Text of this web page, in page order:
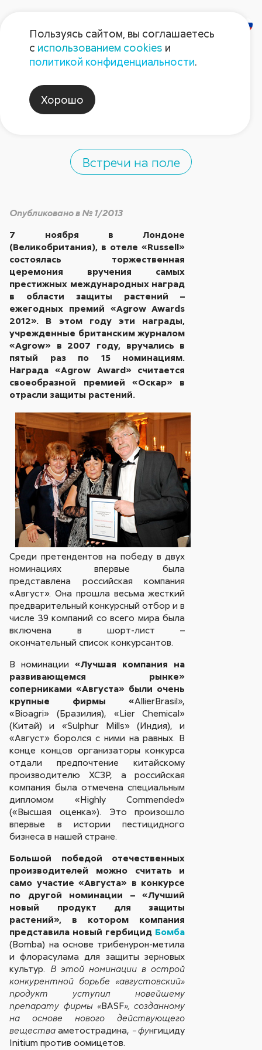
Конкурс «Agrow
Awards»: «Август»
среди лауреатов
Встречи на поле
Опубликовано в № 1/2013
7 ноября в Лондоне
(Великобритания), в отеле «Russell»
состоялась торжественная
церемония вручения самых
престижных международных наград
в области защиты растений –
ежегодных премий «Agrow Awards
2012». В этом году эти награды,
учрежденные британским журналом
«Agrow» в 2007 году, вручались в
пятый раз по 15 номинациям.
Награда «Agrow Award» считается
своеобразной премией «Оскар» в
отрасли защиты растений.
Среди претендентов на победу в двух
номинациях впервые была
представлена российская компания
«Август». Она прошла весьма жесткий
предварительный конкурсный отбор и в
числе 39 компаний со всего мира была
включена в шорт-лист –
окончательный список конкурсантов.
В номинации«Лучшая компания на
развивающемся рынке»
соперниками «Августа» были очень
крупные фирмы «AllierBrasil»,
«Bioagri» (Бразилия), «Lier Chemical»
(Китай) и «Sulphur Mills» (Индия), и
«Август» боролся с ними на равных. В
конце концов организаторы конкурса
отдали предпочтение китайскому
производителю ХСЗР, а российская
компания была отмечена специальным
дипломом «Highly Commended»
(«Высшая оценка»). Это произошло
впервые в истории пестицидного
бизнеса в нашей стране.
Большой победой отечественных
производителей можно считать и
само участие «Августа» в конкурсе
по другой номинации – «Лучший
новый продукт для защиты
растений», в котором компания
представила новый гербицид Бомба
(Bomba) на основе трибенурон-метила
и флорасулама для защиты зерновых
культур. В этой номинации в острой
конкурентной борьбе «августовский»
продукт уступил новейшему
препарату фирмы «BASF», созданному
на основе нового действующего
вещества аметострадина, –фунгициду
Initium против оомицетов.
Пользуясь сайтом, вы соглашаетесь
с использованием cookies и
политикой конфиденциальности.
Хорошо